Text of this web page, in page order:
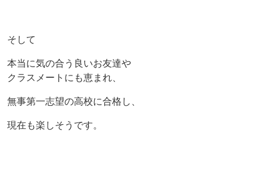
そして
本当に気の合う良いお友達や
クラスメートにも恵まれ、
無事第一志望の高校に合格し、
現在も楽しそうです。